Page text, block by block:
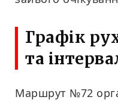
Графік
та
Маршрут №72